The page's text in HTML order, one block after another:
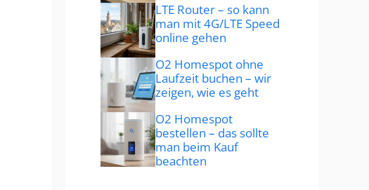
LTE Router – so kann
man mit 4G/LTE Speed
online gehen
O2 Homespot ohne
Laufzeit buchen – wir
zeigen, wie es geht
O2 Homespot
bestellen – das sollte
man beim Kauf
beachten